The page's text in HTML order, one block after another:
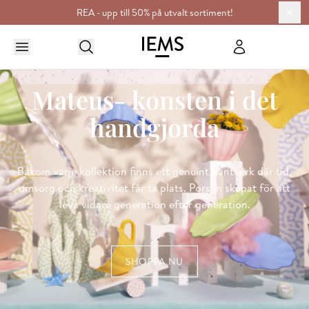
REA - upp till 50% på utvalt sortiment!
Mateus- konsten i det
handgjorda
Bakom varje kollektion finns ett genuint hantverk där tid,
omsorg och kreativitet får ta plats. Porslin skapat för att
leva vidare generation efter generation.
SHOPPA NU